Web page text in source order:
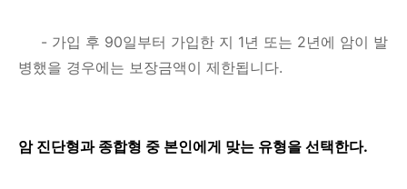
- 가입 후 90일부터 가입한 지 1년 또는 2년에 암이 발
병했을 경우에는 보장금액이 제한됩니다.
암 진단형과 종합형 중 본인에게 맞는 유형을 선택한다.